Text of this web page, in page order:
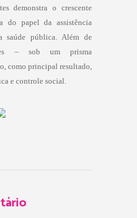
demonstra o crescente
do papel da assistência
saúde pública. Além de
– sob um prisma
como principal resultado,
e controle social.